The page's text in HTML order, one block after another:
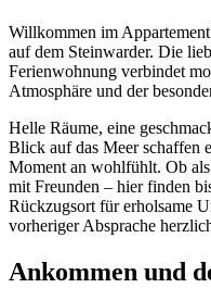
Willkommen im
auf dem Steinwarder. Die
Ferienwohnung verbindet
Atmosphäre und der
Helle Räume, eine
Blick auf das Meer schaffen
Moment an wohlfühlt. Ob
mit Freunden – hier finden
Rückzugsort für erholsame
vorheriger Absprache
Ankommen und